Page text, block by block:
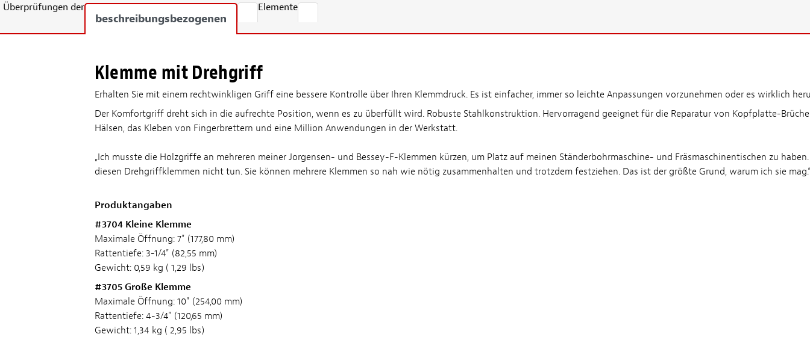
Überprüfungen der
beschreibungsbezogenen
Elemente
Klemme mit Drehgriff
Erhalten Sie mit einem rechtwinkligen Griff eine bessere Kontrolle über Ihren Klemmdruck. Es ist einfacher, immer so leichte Anpassungen vorzunehmen oder es wirklich
Der Komfortgriff dreht sich in die aufrechte Position, wenn es zu überfüllt wird. Robuste Stahlkonstruktion. Hervorragend geeignet für die Reparatur von Kopfplatte-
Hälsen, das Kleben von Fingerbrettern und eine Million Anwendungen in der Werkstatt.
„Ich musste die Holzgriffe an mehreren meiner Jorgensen- und Bessey-F-Klemmen kürzen, um Platz auf meinen Ständerbohrmaschine- und Fräsmaschinentischen zu
diesen Drehgriffklemmen nicht tun. Sie können mehrere Klemmen so nah wie nötig zusammenhalten und trotzdem festziehen. Das ist der größte Grund, warum ich sie
Produktangaben
#3704 Kleine Klemme
Maximale Öffnung: 7" (177,80 mm)
Rattentiefe: 3-1/4" (82,55 mm)
Gewicht: 0,59 kg ( 1,29 lbs)
#3705 Große Klemme
Maximale Öffnung: 10" (254,00 mm)
Rattentiefe: 4-3/4" (120,65 mm)
Gewicht: 1,34 kg ( 2,95 lbs)